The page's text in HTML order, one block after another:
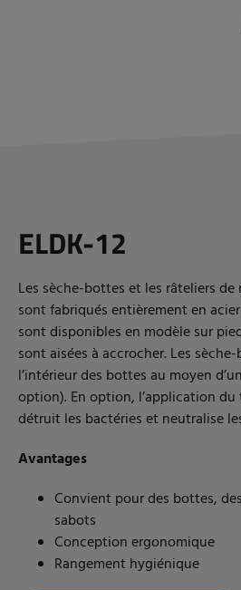
ELDK-12
Les sèche-bottes et les râteliers de
sont fabriqués entièrement en
sont disponibles en modèle sur
sont aisées à accrocher. Les
l’intérieur des bottes au moyen
option). En option, l’application du
détruit les bactéries et neutralise
Avantages
Convient pour des bottes,
sabots
Conception ergonomique
Rangement hygiénique